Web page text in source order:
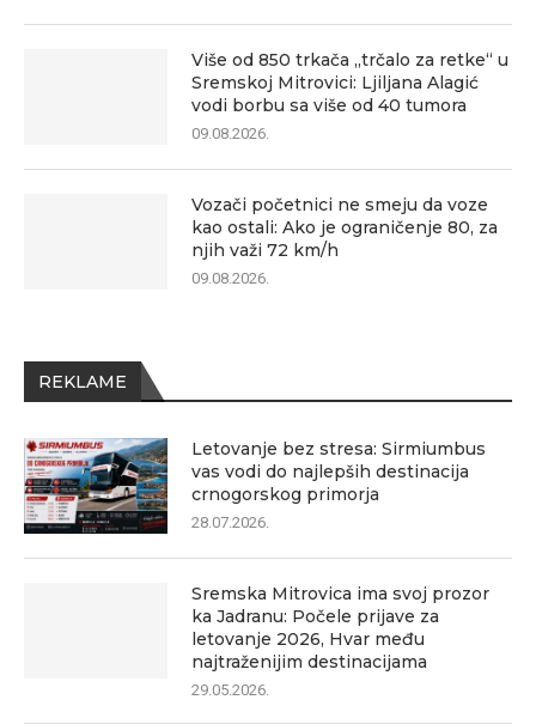
Više od 850 trkača „trčalo za retke“ u
Sremskoj Mitrovici: Ljiljana Alagić
vodi borbu sa više od 40 tumora
09.08.2026.
Vozači početnici ne smeju da voze
kao ostali: Ako je ograničenje 80, za
njih važi 72 km/h
09.08.2026.
REKLAME
Letovanje bez stresa: Sirmiumbus
vas vodi do najlepših destinacija
crnogorskog primorja
28.07.2026.
Sremska Mitrovica ima svoj prozor
ka Jadranu: Počele prijave za
letovanje 2026, Hvar među
najtraženijim destinacijama
29.05.2026.